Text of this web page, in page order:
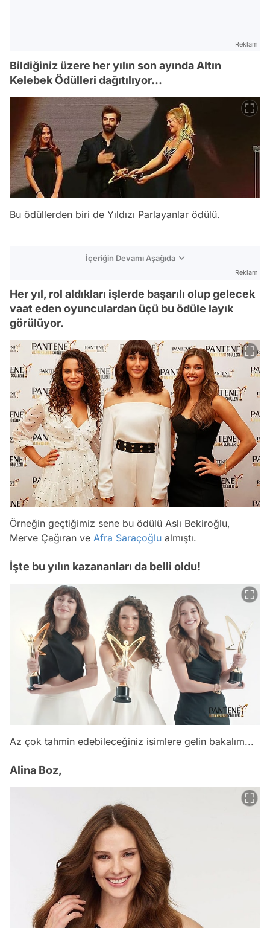
Reklam
Bildiğiniz üzere her yılın son ayında Altın
Kelebek Ödülleri dağıtılıyor...
Bu ödüllerden biri de Yıldızı Parlayanlar ödülü.
İçeriğin Devamı Aşağıda
Reklam
Her yıl, rol aldıkları işlerde başarılı olup gelecek
vaat eden oyunculardan üçü bu ödüle layık
görülüyor.
Örneğin geçtiğimiz sene bu ödülü Aslı Bekiroğlu,
Merve Çağıran ve Afra Saraçoğlu almıştı.
İşte bu yılın kazananları da belli oldu!
Az çok tahmin edebileceğiniz isimlere gelin bakalım...
Alina Boz,